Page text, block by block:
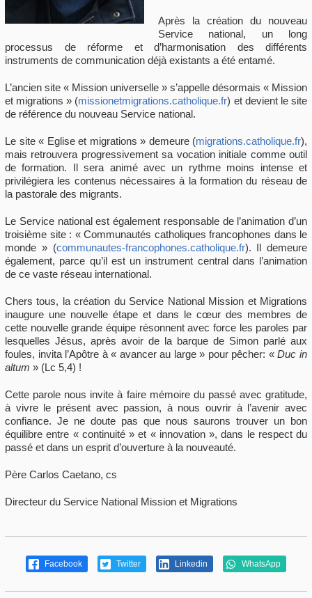
Après la création du nouveau
Service national, un long
processus de réforme et d’harmonisation des différents
instruments de communication déjà existants a été entamé.
L’ancien site « Mission universelle » s’appelle désormais « Mission
et migrations » (missionetmigrations.catholique.fr) et devient le site
de référence du nouveau Service national.
Le site « Eglise et migrations » demeure (migrations.catholique.fr),
mais retrouvera progressivement sa vocation initiale comme outil
de formation. Il sera animé avec un rythme moins intense et
privilégiera les contenus nécessaires à la formation du réseau de
la pastorale des migrants.
Le Service national est également responsable de l’animation d’un
troisième site : « Communautés catholiques francophones dans le
monde » (communautes-francophones.catholique.fr). Il demeure
également, parce qu’il est un instrument central dans l’animation
de ce vaste réseau international.
Chers tous, la création du Service National Mission et Migrations
inaugure une nouvelle étape et dans le cœur des membres de
cette nouvelle grande équipe résonnent avec force les paroles par
lesquelles Jésus, après avoir de la barque de Simon parlé aux
foules, invita l’Apôtre à « avancer au large » pour pêcher: «Duc in
altum » (Lc 5,4) !
Cette parole nous invite à faire mémoire du passé avec gratitude,
à vivre le présent avec passion, à nous ouvrir à l’avenir avec
confiance. Je ne doute pas que nous saurons trouver un bon
équilibre entre « continuité » et « innovation », dans le respect du
passé et dans un esprit d’ouverture à la nouveauté.
Père Carlos Caetano, cs
Directeur du Service National Mission et Migrations
Facebook Twitter Linkedin WhatsApp